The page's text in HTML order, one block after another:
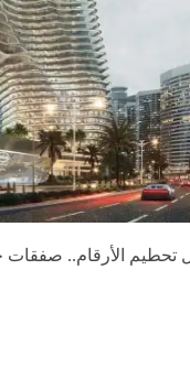
تحطيم الأرقام.. صفقات